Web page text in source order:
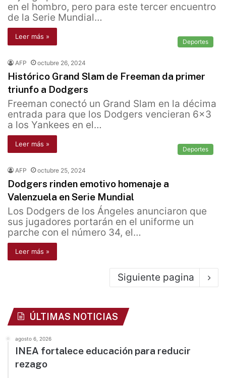
en el hombro, pero para este tercer encuentro
de la Serie Mundial…
Leer más »
Deportes
AFP octubre 26, 2024
Histórico Grand Slam de Freeman da primer
triunfo a Dodgers
Freeman conectó un Grand Slam en la décima
entrada para que los Dodgers vencieran 6x3
a los Yankees en el…
Leer más »
Deportes
AFP octubre 25, 2024
Dodgers rinden emotivo homenaje a
Valenzuela en Serie Mundial
Los Dodgers de los Ángeles anunciaron que
sus jugadores portarán en el uniforme un
parche con el número 34, el…
Leer más »
Siguiente pagina
ÚLTIMAS NOTICIAS
agosto 6, 2026
INEA fortalece educación para reducir
rezago